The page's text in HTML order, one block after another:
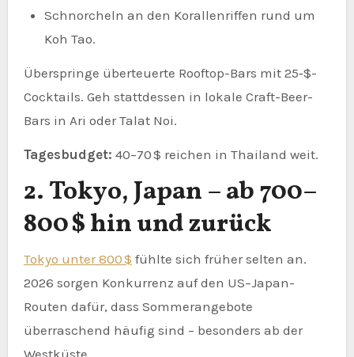
Schnorcheln an den Korallenriffen rund um
Koh Tao.
Überspringe überteuerte Rooftop-Bars mit 25‑$-
Cocktails. Geh stattdessen in lokale Craft-Beer-
Bars in Ari oder Talat Noi.
Tagesbudget: 40–70 $ reichen in Thailand weit.
2. Tokyo, Japan – ab 700–
800 $ hin und zurück
Tokyo unter 800 $ fühlte sich früher selten an.
2026 sorgen Konkurrenz auf den US–Japan-
Routen dafür, dass Sommerangebote
überraschend häufig sind – besonders ab der
Westküste.